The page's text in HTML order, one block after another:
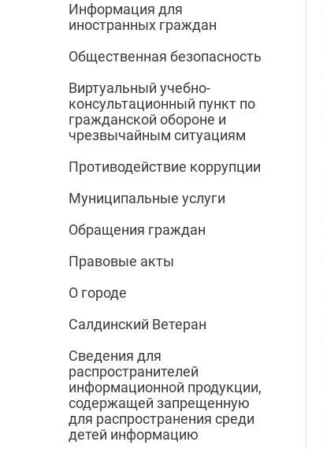
Информация для
иностранных граждан
Общественная безопасность
Виртуальный учебно-
консультационный пункт по
гражданской обороне и
чрезвычайным ситуациям
Противодействие коррупции
Муниципальные услуги
Обращения граждан
Правовые акты
О городе
Салдинский Ветеран
Сведения для
распространителей
информационной продукции,
содержащей запрещенную
для распространения среди
детей информацию